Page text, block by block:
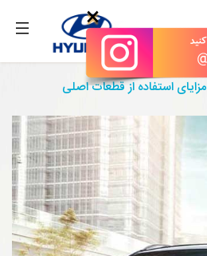
×
مزایای استفاده از قطعات اصلی